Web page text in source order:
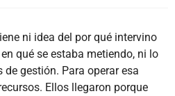
ni idea del por qué intervino
qué se estaba metiendo, ni lo
de gestión. Para operar esa
Ellos llegaron porque